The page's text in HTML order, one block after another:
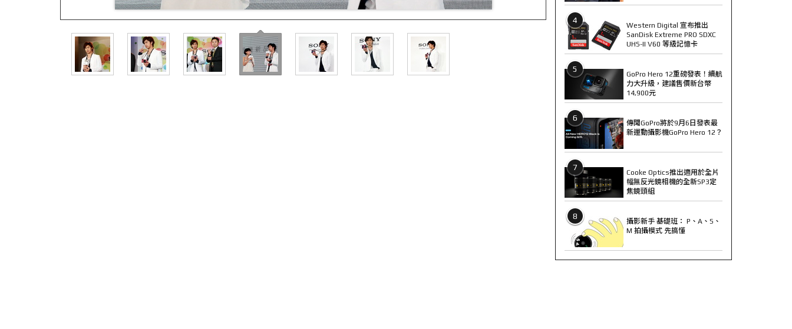
4
Western Digital 宣布推出
SanDisk Extreme PRO SDXC
UHS-II V60 等級記憶卡
5
GoPro Hero 12重磅發表！續航
力大升級，建議售價新台幣
14,900元
6
傳聞GoPro將於9月6日發表最
新運動攝影機GoPro Hero 12？
7
Cooke Optics推出適用於全片
幅無反光鏡相機的全新SP3定
焦鏡頭組
8
攝影新手 基礎班： P、A、S、
M 拍攝模式 先搞懂